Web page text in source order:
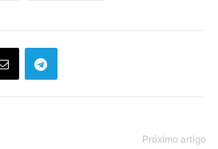
Próximo artigo